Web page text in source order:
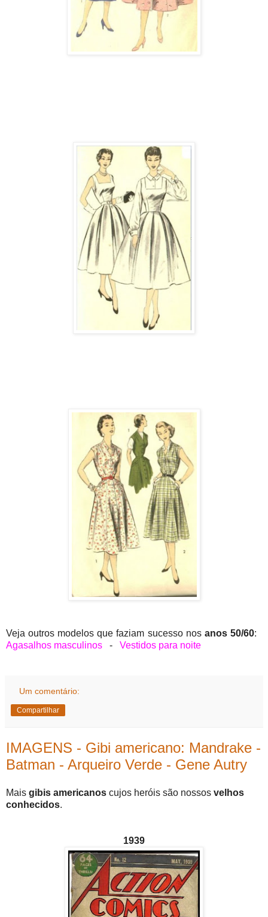
Veja outros modelos que faziam sucesso nos anos 50/60:
Agasalhos masculinos - Vestidos para noite
Um comentário:
Compartilhar
IMAGENS - Gibi americano: Mandrake -
Batman - Arqueiro Verde - Gene Autry
Mais gibis americanos cujos heróis são nossos velhos
conhecidos.
1939